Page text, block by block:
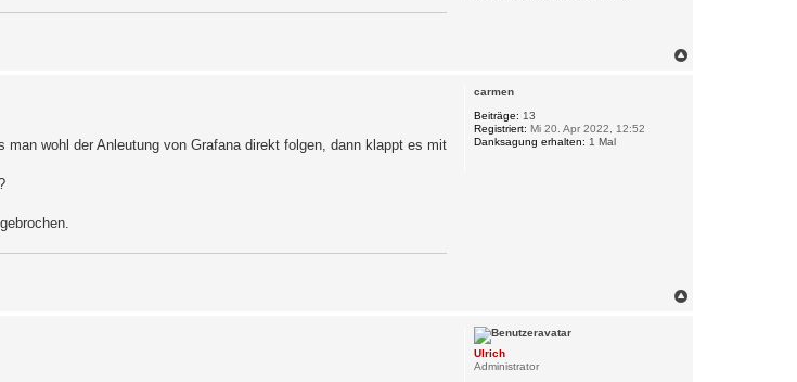
carmen
Beiträge: 13
Registriert: Mi 20. Apr 2022, 12:52
Danksagung erhalten: 1 Mal
wohl der Anleutung von Grafana direkt folgen, dann klappt es mit
Ulrich
Administrator